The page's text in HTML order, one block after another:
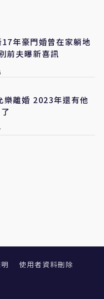
年豪門婚曾在家躺地
前夫曝新喜訊
年還有他
使用者資料刪除